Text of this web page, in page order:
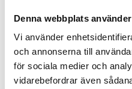
Denna webbplats
Vi använder
och annonserna till
för sociala medier och
vidarebefordrar även
kvinnor över 50 år
pga deras ålder på
måtto är att alla
vilket vi helt står
Fårpälsen som